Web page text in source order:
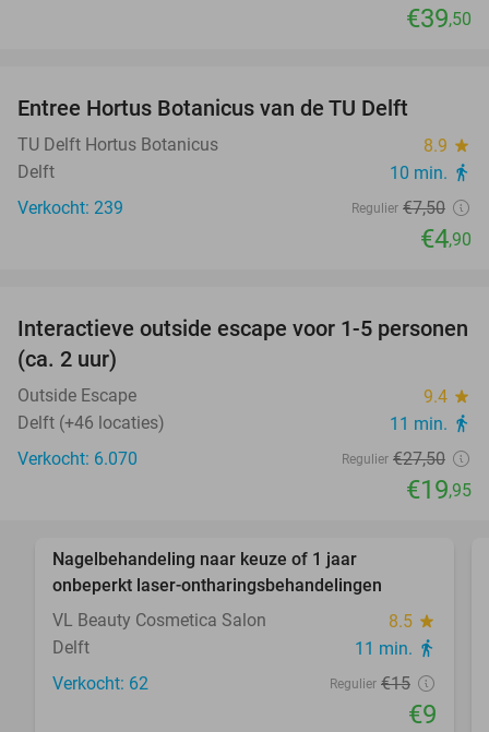
€39,50
Entree Hortus Botanicus van de TU Delft
TU Delft Hortus Botanicus 8.9 star
Delft 10 min. directions_walk
Verkocht: 239 Regulier €7,50
€4,90
27%
Interactieve outside escape voor 1-5 personen
(ca. 2 uur)
Outside Escape 9.4 star
Delft (+46 locaties) 11 min. directions_walk
Verkocht: 6.070 Regulier €27,50
€19,95
favorite_border
Nagelbehandeling naar keuze of 1 jaar
onbeperkt laser-ontharingsbehandelingen
VL Beauty Cosmetica Salon
8.5 star
Delft 11 min. directions_walk
Verkocht: 62 Regulier €15
€9